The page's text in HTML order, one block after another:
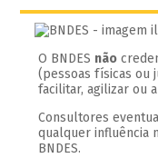
O BNDES não
(pessoas físicas ou
facilitar, agilizar ou
Consultores
qualquer influência
BNDES.